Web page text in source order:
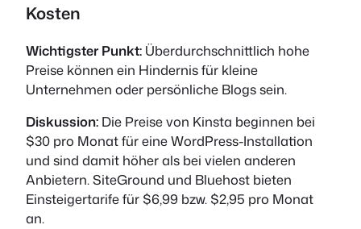
Kosten
Wichtigster Punkt: Überdurchschnittlich hohe
Preise können ein Hindernis für kleine
Unternehmen oder persönliche Blogs sein.
Diskussion: Die Preise von Kinsta beginnen bei
$30 pro Monat für eine WordPress-Installation
und sind damit höher als bei vielen anderen
Anbietern. SiteGround und Bluehost bieten
Einsteigertarife für $6,99 bzw. $2,95 pro Monat
an.